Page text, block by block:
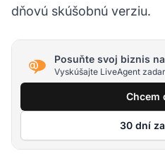
dňovú skúšobnú verziu.
Posuňte svoj biznis
Vyskúšajte LiveAgent
Chcem
30 dní